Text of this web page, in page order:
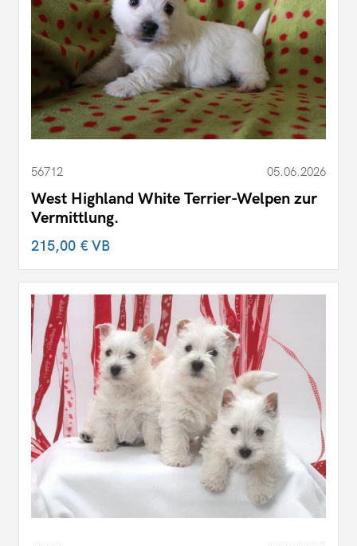
56712 05.06.2026
West Highland White Terrier-Welpen zur
Vermittlung.
215,00 €VB